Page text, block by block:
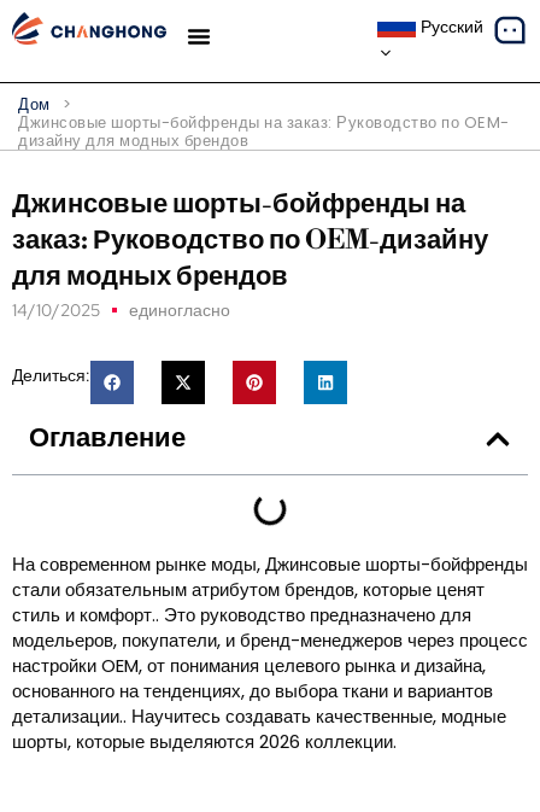
Русский
Дом >
Джинсовые шорты-бойфренды на заказ: Руководство по OEM-
дизайну для модных брендов
Джинсовые шорты-бойфренды на
заказ: Руководство по OEM-дизайну
для модных брендов
14/10/2025 единогласно
Делиться:
Оглавление
На современном рынке моды, Джинсовые шорты-бойфренды
стали обязательным атрибутом брендов, которые ценят
стиль и комфорт.. Это руководство предназначено для
модельеров, покупатели, и бренд-менеджеров через процесс
настройки OEM, от понимания целевого рынка и дизайна,
основанного на тенденциях, до выбора ткани и вариантов
детализации.. Научитесь создавать качественные, модные
шорты, которые выделяются 2026 коллекции.